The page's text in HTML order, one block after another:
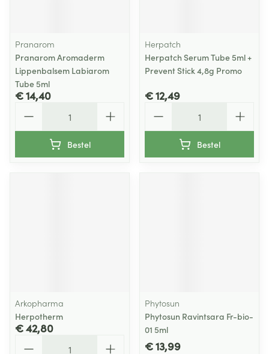
Pranarom
Pranarom Aromaderm
Lippenbalsem Labiarom
Tube 5ml
€ 14,40
Bestel
Herpatch
Herpatch Serum Tube 5ml +
Prevent Stick 4,8g Promo
€ 12,49
Bestel
Arkopharma
Herpotherm
€ 42,80
Phytosun
Phytosun Ravintsara Fr-bio-
01 5ml
€ 13,99